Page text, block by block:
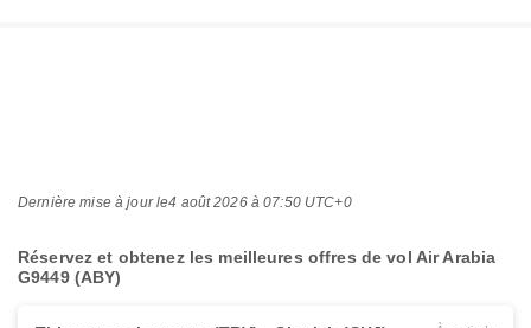
Dernière mise à jour le4 août 2026 à 07:50 UTC+0
Réservez et obtenez les meilleures offres de vol Air Arabia
G9449 (ABY)